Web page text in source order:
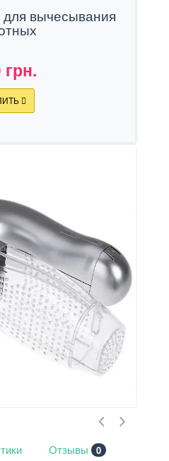
вычесывания
грн.
Отзывы 0